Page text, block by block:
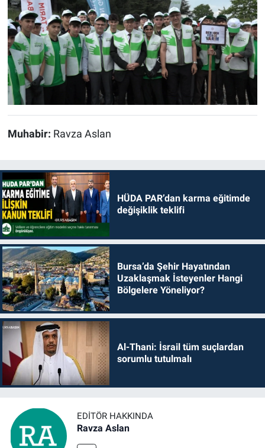
Muhabir: Ravza Aslan
HÜDA PAR’dan karma eğitimde
değişiklik teklifi
Bursa’da Şehir Hayatından
Uzaklaşmak İsteyenler Hangi
Bölgelere Yöneliyor?
Al-Thani: İsrail tüm suçlardan
sorumlu tutulmalı
EDITÖR HAKKINDA
Ravza Aslan